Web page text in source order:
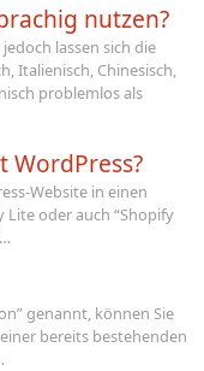
nutzen?
lassen sich die
Italienisch, Chinesisch,
problemlos als
WordPress?
Website in einen
oder auch “Shopify
genannt, können Sie
bereits bestehenden